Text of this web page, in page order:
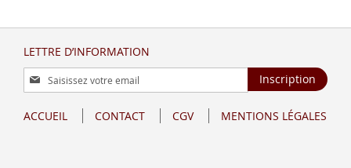
LETTRE D’INFORMATION
Inscription
à
lettre
Inscription
ACCUEIL CONTACT CGV MENTIONS LÉGALES